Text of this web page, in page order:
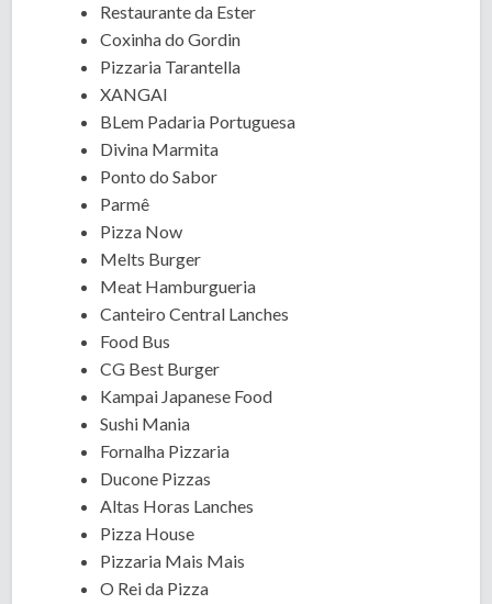
Restaurante da Ester
Coxinha do Gordin
Pizzaria Tarantella
XANGAI
BLem Padaria Portuguesa
Divina Marmita
Ponto do Sabor
Parmê
Pizza Now
Melts Burger
Meat Hamburgueria
Canteiro Central Lanches
Food Bus
CG Best Burger
Kampai Japanese Food
Sushi Mania
Fornalha Pizzaria
Ducone Pizzas
Altas Horas Lanches
Pizza House
Pizzaria Mais Mais
O Rei da Pizza